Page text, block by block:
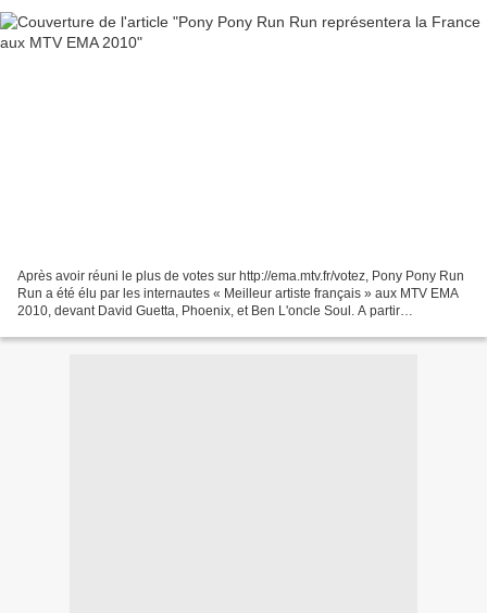
Après avoir réuni le plus de votes sur http://ema.mtv.fr/votez, Pony Pony Run
Run a été élu par les internautes « Meilleur artiste français » aux MTV EMA
2010, devant David Guetta, Phoenix, et Ben L'oncle Soul. A partir